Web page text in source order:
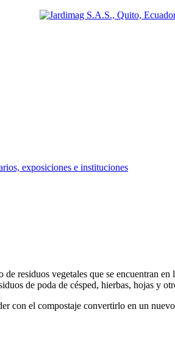
exposiciones e instituciones
residuos vegetales que se encuentran
de poda de césped, hierbas, hojas y
con el compostaje convertirlo en un